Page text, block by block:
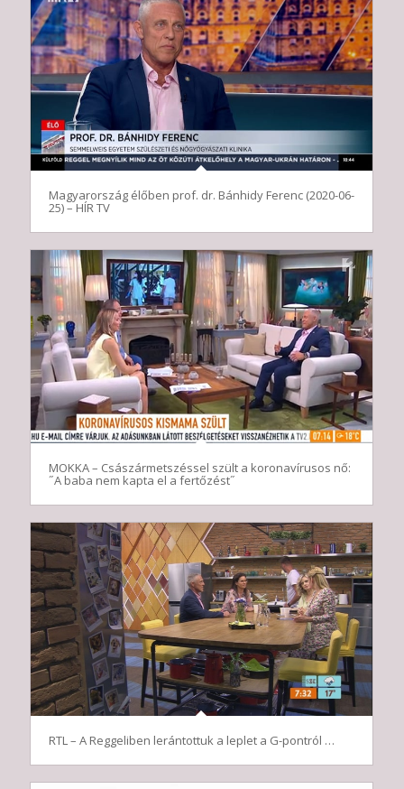
Magyarország élőben prof. dr. Bánhidy Ferenc (2020-06-
25) – HÍR TV
MOKKA – Császármetszéssel szült a koronavírusos nő:
˝A baba nem kapta el a fertőzést˝
RTL – A Reggeliben lerántottuk a leplet a G-pontról …